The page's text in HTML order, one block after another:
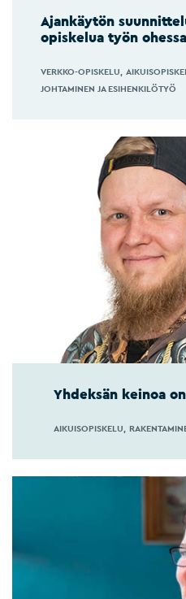
Ajankäytön
opiskelua työn ohessa
VERKKO-OPISKELU
JOHTAMINEN JA ESIHENKILÖTYÖ
Yhdeksän keinoa
AIKUISOPISKELU